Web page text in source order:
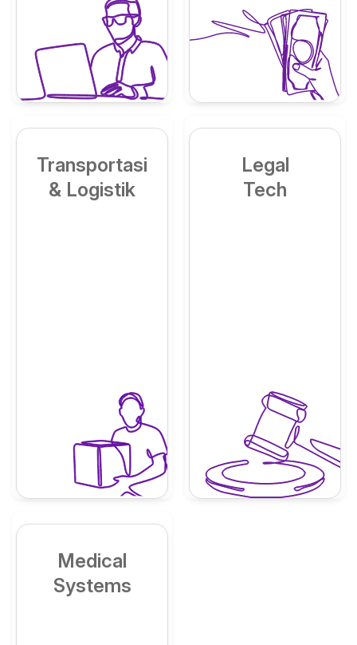
Transportasi
& Logistik
Legal
Tech
Medical
Systems